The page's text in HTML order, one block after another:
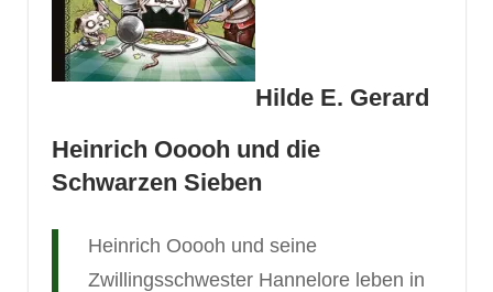
Hilde E. Gerard
Heinrich Ooooh und die
Schwarzen Sieben
Heinrich Ooooh und seine
Zwillingsschwester Hannelore leben in